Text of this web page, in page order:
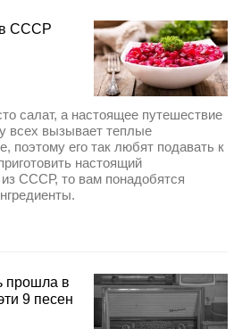
в СССР
салат, а настоящее путешествие
всех вызывает теплые
поэтому его так любят подавать к
настоящий
из СССР, то вам понадобятся
прошла в
9 песен